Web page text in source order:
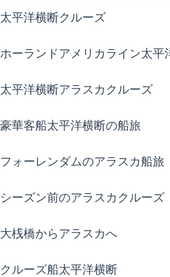
太平洋横断クルーズ
ホーランドアメリカライン太平
太平洋横断アラスカクルーズ
豪華客船太平洋横断の船旅
フォーレンダムのアラスカ船旅
シーズン前のアラスカクルーズ
大桟橋からアラスカへ
クルーズ船太平洋横断